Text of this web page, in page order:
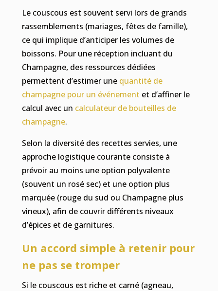
Le couscous est souvent servi lors de grands
rassemblements (mariages, fêtes de famille),
ce qui implique d’anticiper les volumes de
boissons. Pour une réception incluant du
Champagne, des ressources dédiées
permettent d’estimer une quantité de
champagne pour un événement et d’affiner le
calcul avec un calculateur de bouteilles de
champagne.
Selon la diversité des recettes servies, une
approche logistique courante consiste à
prévoir au moins une option polyvalente
(souvent un rosé sec) et une option plus
marquée (rouge du sud ou Champagne plus
vineux), afin de couvrir différents niveaux
d’épices et de garnitures.
Un accord simple à retenir pour
ne pas se tromper
Si le couscous est riche et carné (agneau,